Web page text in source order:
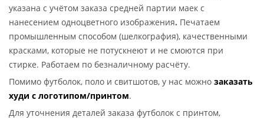
указана с учётом заказа средней партии маек с
нанесением одноцветного изображения. Печатаем
промышленным способом (шелкография), качественными
красками, которые не потускнеют и не смоются при
стирке. Работаем по безналичному расчёту.
Помимо футболок, поло и свитшотов, у нас можно заказать
худи с логотипом/принтом.
Для уточнения деталей заказа футболок с принтом,